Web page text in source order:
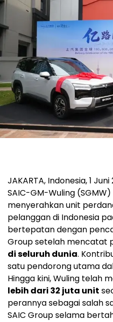
JAKARTA, Indonesia, 1
SAIC-GM-Wuling
menyerahkan unit
pelanggan di Indonesia
bertepatan dengan
Group setelah mencatat
di seluruh dunia.
satu pendorong utama
Hingga kini, Wuling telah
lebih dari 32 juta unit
perannya sebagai salah
SAIC Group selama